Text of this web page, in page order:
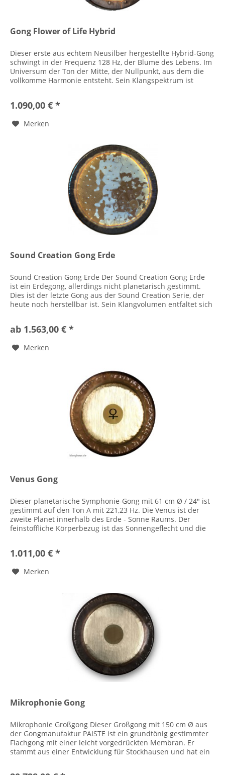
Gong Flower of Life Hybrid
Dieser erste aus echtem Neusilber hergestellte Hybrid-Gong
schwingt in der Frequenz 128 Hz, der Blume des Lebens. Im
Universum der Ton der Mitte, der Nullpunkt, aus dem die
vollkomme Harmonie entsteht. Sein Klangspektrum ist
1.090,00 € *
Merken
Sound Creation Gong Erde
Sound Creation Gong Erde Der Sound Creation Gong Erde
ist ein Erdegong, allerdings nicht planetarisch gestimmt.
Dies ist der letzte Gong aus der Sound Creation Serie, der
heute noch herstellbar ist. Sein Klangvolumen entfaltet sich
ab 1.563,00 € *
Merken
Venus Gong
Dieser planetarische Symphonie-Gong mit 61 cm Ø / 24" ist
gestimmt auf den Ton A mit 221,23 Hz. Die Venus ist der
zweite Planet innerhalb des Erde - Sonne Raums. Der
feinstoffliche Körperbezug ist das Sonnengeflecht und die
1.011,00 € *
Merken
Mikrophonie Gong
Mikrophonie Großgong Dieser Großgong mit 150 cm Ø aus
der Gongmanufaktur PAISTE ist ein grundtönig gestimmter
Flachgong mit einer leicht vorgedrückten Membran. Er
stammt aus einer Entwicklung für Stockhausen und hat ein